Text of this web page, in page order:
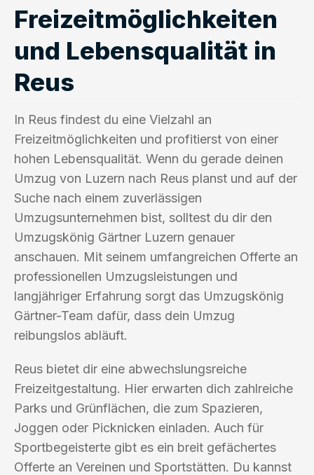
Freizeitmöglichkeiten
und Lebensqualität in
Reus
In Reus findest du eine Vielzahl an
Freizeitmöglichkeiten und profitierst von einer
hohen Lebensqualität. Wenn du gerade deinen
Umzug von Luzern nach Reus planst und auf der
Suche nach einem zuverlässigen
Umzugsunternehmen bist, solltest du dir den
Umzugskönig Gärtner Luzern genauer
anschauen. Mit seinem umfangreichen Offerte an
professionellen Umzugsleistungen und
langjähriger Erfahrung sorgt das Umzugskönig
Gärtner-Team dafür, dass dein Umzug
reibungslos abläuft.
Reus bietet dir eine abwechslungsreiche
Freizeitgestaltung. Hier erwarten dich zahlreiche
Parks und Grünflächen, die zum Spazieren,
Joggen oder Picknicken einladen. Auch für
Sportbegeisterte gibt es ein breit gefächertes
Offerte an Vereinen und Sportstätten. Du kannst